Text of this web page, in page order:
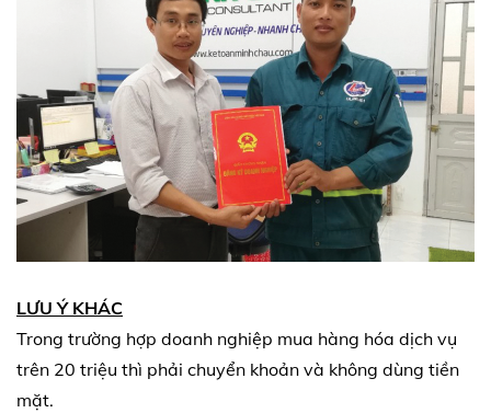
LƯU Ý KHÁC
Trong trường hợp doanh nghiệp mua hàng hóa dịch vụ
trên 20 triệu thì phải chuyển khoản và không dùng tiền
mặt.